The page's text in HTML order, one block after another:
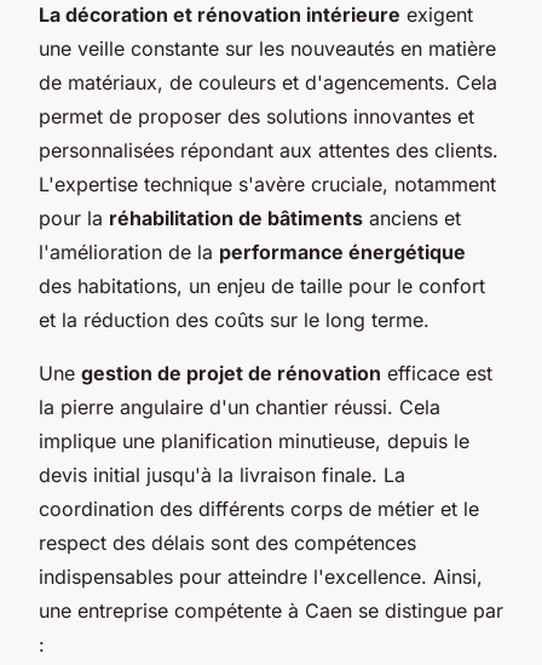
La décoration et rénovation intérieure exigent
une veille constante sur les nouveautés en matière
de matériaux, de couleurs et d'agencements. Cela
permet de proposer des solutions innovantes et
personnalisées répondant aux attentes des clients.
L'expertise technique s'avère cruciale, notamment
pour la réhabilitation de bâtiments anciens et
l'amélioration de la performance énergétique
des habitations, un enjeu de taille pour le confort
et la réduction des coûts sur le long terme.
Une gestion de projet de rénovation efficace est
la pierre angulaire d'un chantier réussi. Cela
implique une planification minutieuse, depuis le
devis initial jusqu'à la livraison finale. La
coordination des différents corps de métier et le
respect des délais sont des compétences
indispensables pour atteindre l'excellence. Ainsi,
une entreprise compétente à Caen se distingue par
: